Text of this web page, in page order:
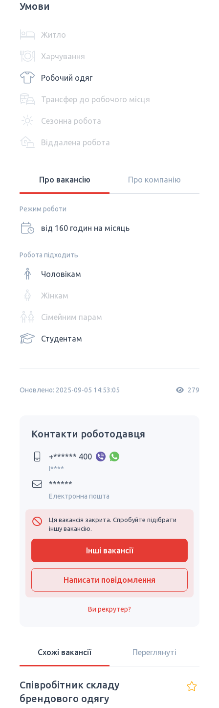
Умови
Житло
Харчування
Робочий одяг
Трансфер до робочого місця
Сезонна робота
Віддалена робота
Про вакансію Про компанію
Режим роботи
від 160 годин на місяць
Робота підходить
Чоловікам
Жінкам
Сімейним парам
Студентам
Оновлено: 2025-09-05 14:53:05 279
Контакти роботодавця
+****** 400
I****
******
Електронна пошта
Ця вакансія закрита. Спробуйте підібрати
іншу вакансію.
Інші вакансії
Написати повідомлення
Ви рекрутер?
Схожі вакансії Переглянуті
Співробітник складу
брендового одягу